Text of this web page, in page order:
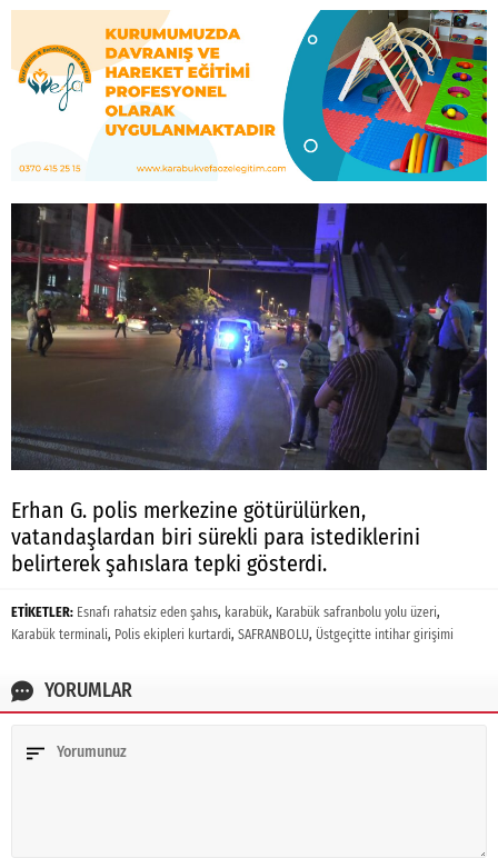
Erhan G. polis merkezine götürülürken,
vatandaşlardan biri sürekli para istediklerini
belirterek şahıslara tepki gösterdi.
ETİKETLER: Esnafı rahatsiz eden şahıs, karabük, Karabük safranbolu yolu üzeri,
Karabük terminali, Polis ekipleri kurtardi, SAFRANBOLU, Üstgeçitte intihar girişimi
YORUMLAR